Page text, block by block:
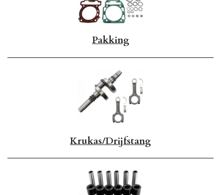
Pakking
Krukas/Drijfstang